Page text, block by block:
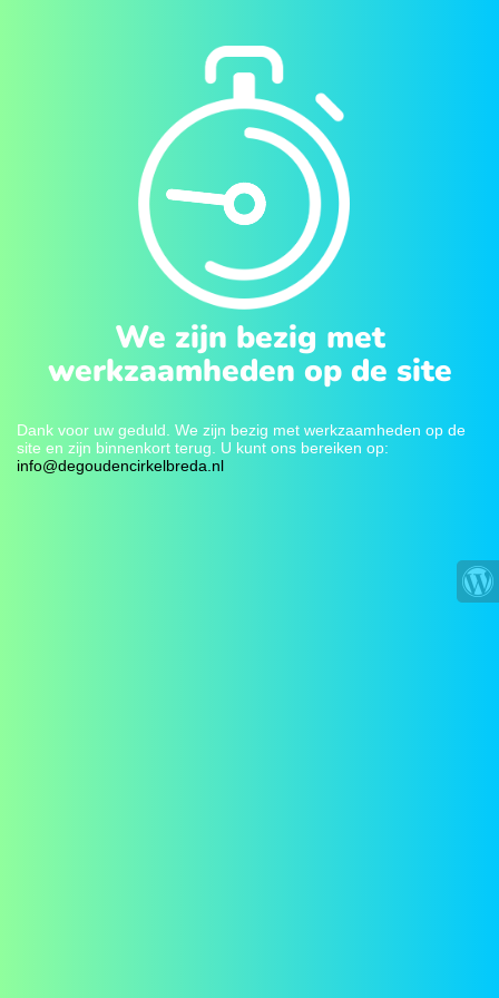
We zijn bezig met
werkzaamheden op de site
Dank voor uw geduld. We zijn bezig met werkzaamheden op de
site en zijn binnenkort terug. U kunt ons bereiken op:
info@degoudencirkelbreda.nl